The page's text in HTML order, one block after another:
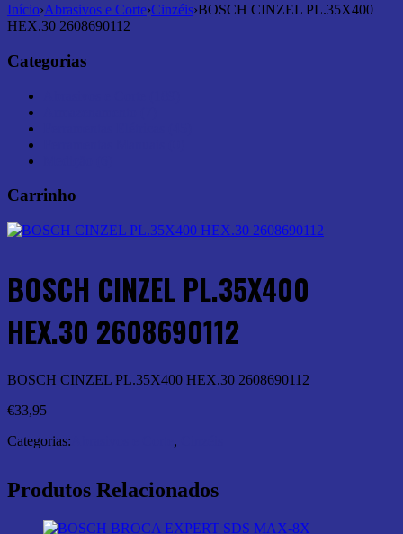
Início›Abrasivos e Corte›Cinzéis›BOSCH CINZEL PL.35X400
HEX.30 2608690112
Categorias
Carrinho
BOSCH CINZEL PL.35X400
HEX.30 2608690112
BOSCH CINZEL PL.35X400 HEX.30 2608690112
€33,95
Categorias:
,
Produtos Relacionados